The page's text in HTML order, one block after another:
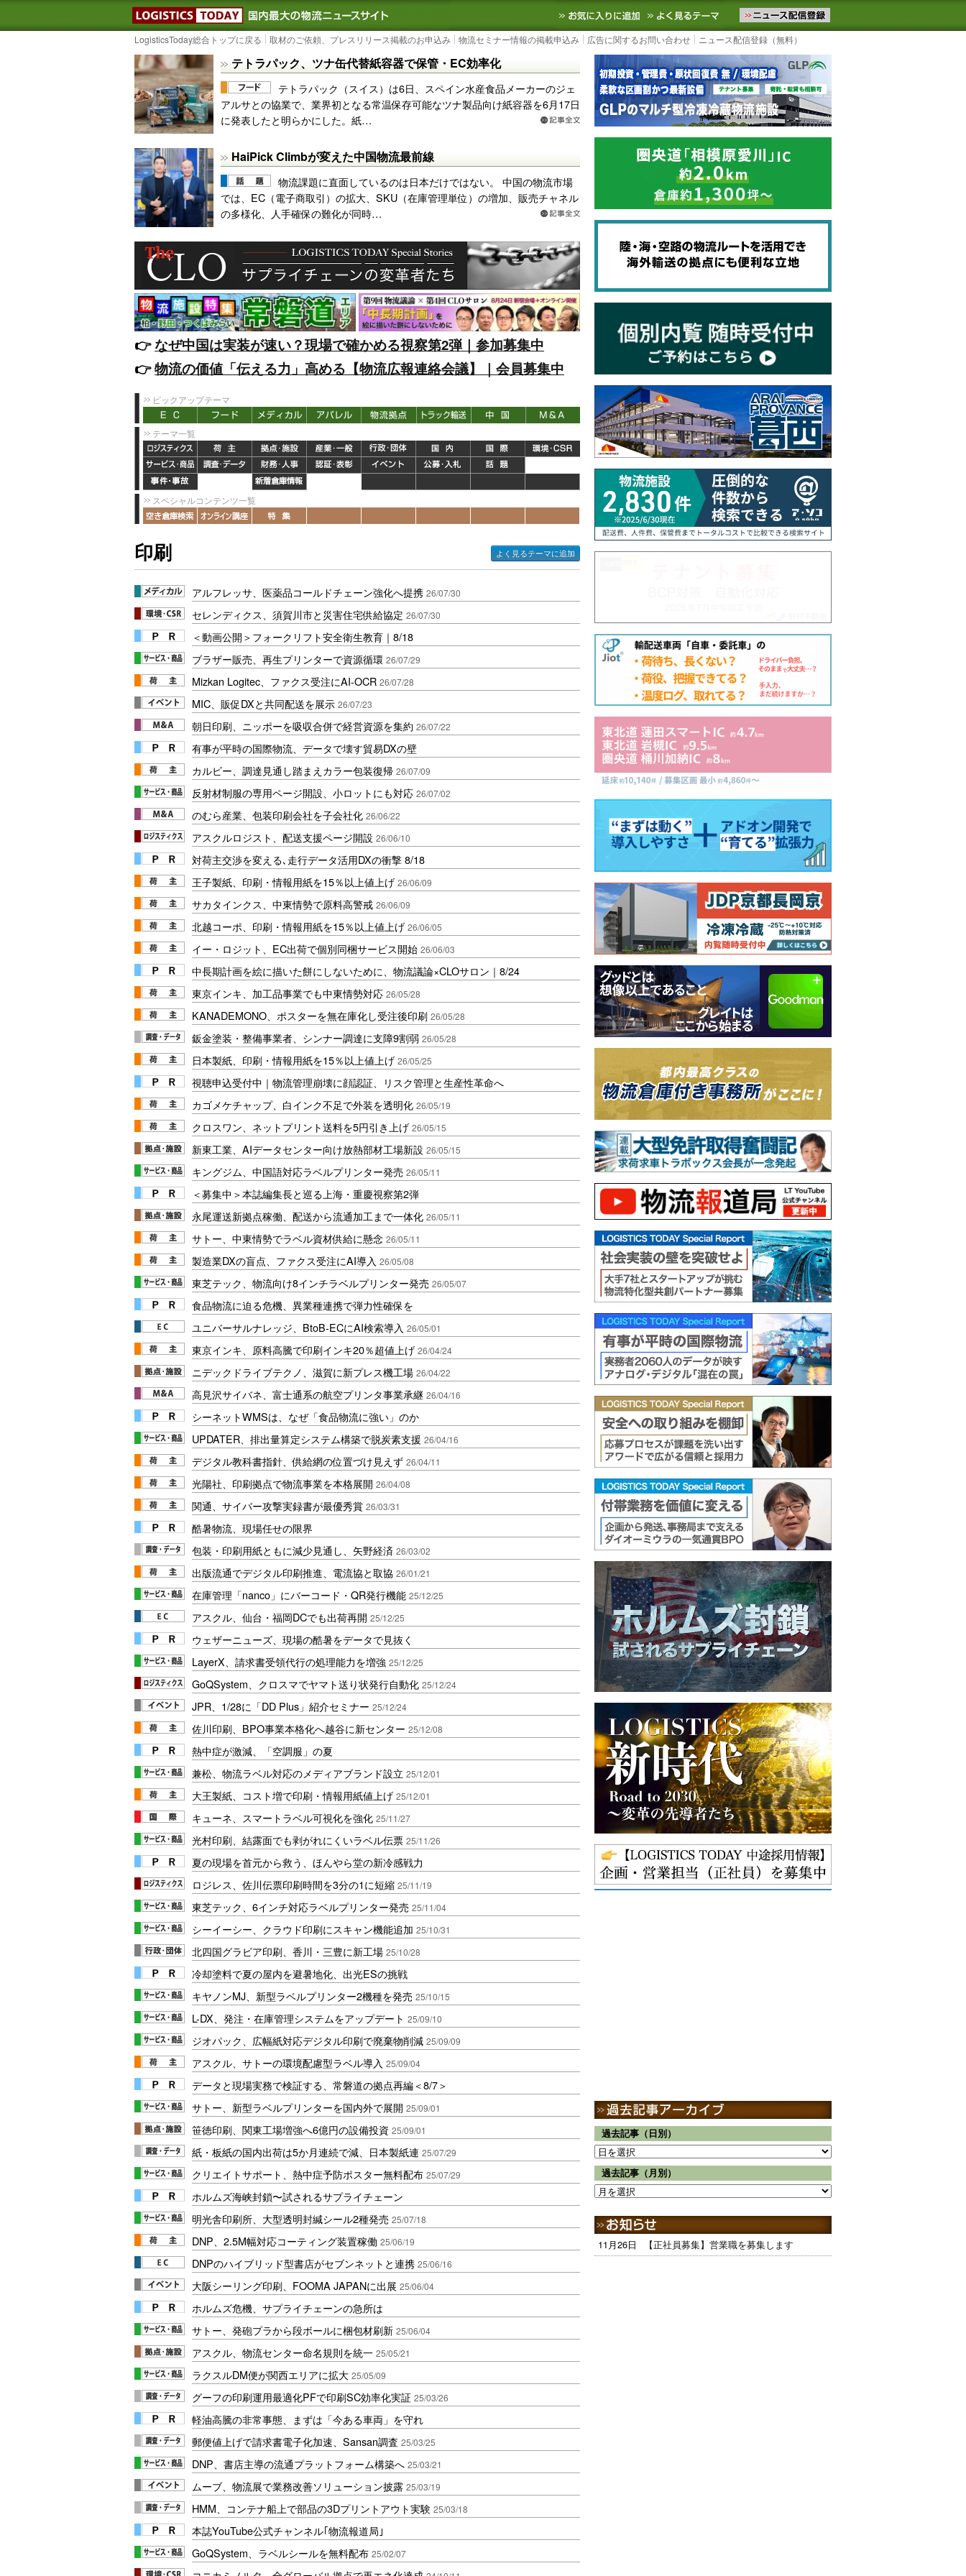
LOGISTICS TODAY｜国内最大の物流ニュースサイト3PL, SCMなど国内外の最新の物流ニュースをお届けします。物流ニュースメール配信を登録す
お気に入りに追加 よく見るテーマ
LogisticsToday総合トップに戻る 取材のご依頼、プレスリリース掲載のお申込み 物流セミナー情報の掲載申込み 広告に関するお問い合わせ ニュース配信登録（無料）
テトラパック、ツナ缶代替紙容器で保管・EC効率化
テトラパック（スイス）は6日、スペイン水産食品メーカーのジェ
アルサとの協業で、業界初となる常温保存可能なツナ製品向け紙容器を6月17日
に発表したと明らかにした。紙…
HaiPick Climbが変えた中国物流最前線
物流課題に直面しているのは日本だけではない。 中国の物流市場
では、EC（電子商取引）の拡大、SKU（在庫管理単位）の増加、販売チャネル
の多様化、人手確保の難化が同時…
👉️なぜ中国は実装が速い？現場で確かめる視察第2弾｜参加募集中
👉️物流の価値「伝える力」高める【物流広報連絡会議】｜会員募集中
ピックアップテーマ
テーマ一覧
スペシャルコンテンツ一覧
印刷 よく見るテーマに追加
アルフレッサ、医薬品コールドチェーン強化へ提携 26/07/30
セレンディクス、須賀川市と災害住宅供給協定 26/07/30
＜動画公開＞フォークリフト安全衛生教育｜8/18
ブラザー販売、再生プリンターで資源循環 26/07/29
Mizkan Logitec、ファクス受注にAI-OCR 26/07/28
MIC、販促DXと共同配送を展示 26/07/23
朝日印刷、ニッポーを吸収合併で経営資源を集約 26/07/22
有事が平時の国際物流、データで壊す貿易DXの壁
カルビー、調達見通し踏まえカラー包装復帰 26/07/09
反射材制服の専用ページ開設、小ロットにも対応 26/07/02
のむら産業、包装印刷会社を子会社化 26/06/22
アスクルロジスト、配送支援ページ開設 26/06/10
対荷主交渉を変える､走行データ活用DXの衝撃 8/18
王子製紙、印刷・情報用紙を15％以上値上げ 26/06/09
サカタインクス、中東情勢で原料高警戒 26/06/09
北越コーポ、印刷・情報用紙を15％以上値上げ 26/06/05
イー・ロジット、EC出荷で個別同梱サービス開始 26/06/03
中長期計画を絵に描いた餅にしないために、物流議論×CLOサロン｜8/24
東京インキ、加工品事業でも中東情勢対応 26/05/28
KANADEMONO、ポスターを無在庫化し受注後印刷 26/05/28
鈑金塗装・整備事業者、シンナー調達に支障9割弱 26/05/28
日本製紙、印刷・情報用紙を15％以上値上げ 26/05/25
視聴申込受付中｜物流管理崩壊に顔認証、リスク管理と生産性革命へ
カゴメケチャップ、白インク不足で外装を透明化 26/05/19
クロスワン、ネットプリント送料を5円引き上げ 26/05/15
新東工業、AIデータセンター向け放熱部材工場新設 26/05/15
キングジム、中国語対応ラベルプリンター発売 26/05/11
＜募集中＞本誌編集長と巡る上海・重慶視察第2弾
永尾運送新拠点稼働、配送から流通加工まで一体化 26/05/11
サトー、中東情勢でラベル資材供給に懸念 26/05/11
製造業DXの盲点、ファクス受注にAI導入 26/05/08
東芝テック、物流向け8インチラベルプリンター発売 26/05/07
食品物流に迫る危機、異業種連携で弾力性確保を
ユニバーサルナレッジ、BtoB-ECにAI検索導入 26/05/01
東京インキ、原料高騰で印刷インキ20％超値上げ 26/04/24
ニデックドライブテクノ、滋賀に新プレス機工場 26/04/22
高見沢サイバネ、富士通系の航空プリンタ事業承継 26/04/16
シーネットWMSは、なぜ「食品物流に強い」のか
UPDATER、排出量算定システム構築で脱炭素支援 26/04/16
デジタル教科書指針、供給網の位置づけ見えず 26/04/11
光陽社、印刷拠点で物流事業を本格展開 26/04/08
関通、サイバー攻撃実録書が最優秀賞 26/03/31
酷暑物流、現場任せの限界
包装・印刷用紙ともに減少見通し、矢野経済 26/03/02
出版流通でデジタル印刷推進、電流協と取協 26/01/21
在庫管理「nanco」にバーコード・QR発行機能 25/12/25
アスクル、仙台・福岡DCでも出荷再開 25/12/25
ウェザーニューズ、現場の酷暑をデータで見抜く
LayerX、請求書受領代行の処理能力を増強 25/12/25
GoQSystem、クロスマでヤマト送り状発行自動化 25/12/24
JPR、1/28に「DD Plus」紹介セミナー 25/12/24
佐川印刷、BPO事業本格化へ越谷に新センター 25/12/08
熱中症が激減、「空調服」の夏
兼松、物流ラベル対応のメディアブランド設立 25/12/01
大王製紙、コスト増で印刷・情報用紙値上げ 25/12/01
キューネ、スマートラベル可視化を強化 25/11/27
光村印刷、結露面でも剥がれにくいラベル伝票 25/11/26
夏の現場を首元から救う、ほんやら堂の新冷感戦力
ロジレス、佐川伝票印刷時間を3分の1に短縮 25/11/19
東芝テック、6インチ対応ラベルプリンター発売 25/11/04
シーイーシー、クラウド印刷にスキャン機能追加 25/10/31
北四国グラビア印刷、香川・三豊に新工場 25/10/28
冷却塗料で夏の屋内を避暑地化、出光ESの挑戦
キヤノンMJ、新型ラベルプリンター2機種を発売 25/10/15
L-DX、発注・在庫管理システムをアップデート 25/09/10
ジオパック、広幅紙対応デジタル印刷で廃棄物削減 25/09/09
アスクル、サトーの環境配慮型ラベル導入 25/09/04
データと現場実務で検証する、常磐道の拠点再編＜8/7＞
サトー、新型ラベルプリンターを国内外で展開 25/09/01
笹徳印刷、関東工場増強へ6億円の設備投資 25/09/01
紙・板紙の国内出荷は5か月連続で減、日本製紙連 25/07/29
クリエイトサポート、熱中症予防ポスター無料配布 25/07/29
ホルムズ海峡封鎖〜試されるサプライチェーン
明光舎印刷所、大型透明封緘シール2種発売 25/07/18
DNP、2.5M幅対応コーティング装置稼働 25/06/19
DNPのハイブリッド型書店がセブンネットと連携 25/06/16
大阪シーリング印刷、FOOMA JAPANに出展 25/06/04
ホルムズ危機、サプライチェーンの急所は
サトー、発砲プラから段ボールに梱包材刷新 25/06/04
アスクル、物流センター命名規則を統一 25/05/21
ラクスルDM便が関西エリアに拡大 25/05/09
グーフの印刷運用最適化PFで印刷SC効率化実証 25/03/26
軽油高騰の非常事態、まずは「今ある車両」を守れ
郵便値上げで請求書電子化加速、Sansan調査 25/03/25
DNP、書店主導の流通プラットフォーム構築へ 25/03/21
ムーブ、物流展で業務改善ソリューション披露 25/03/19
HMM、コンテナ船上で部品の3Dプリントアウト実験 25/03/18
本誌YouTube公式チャンネル｢物流報道局｣
GoQSystem、ラベルシールを無料配布 25/02/07
過去記事（日別）
過去記事（月別）
11月26日 【正社員募集】営業職を募集します